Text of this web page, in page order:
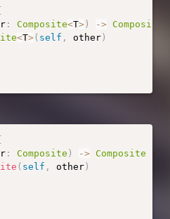
: Composite<T> ) -> Composite
<T> ( self , other )
: Composite ) -> Composite
( self , other)